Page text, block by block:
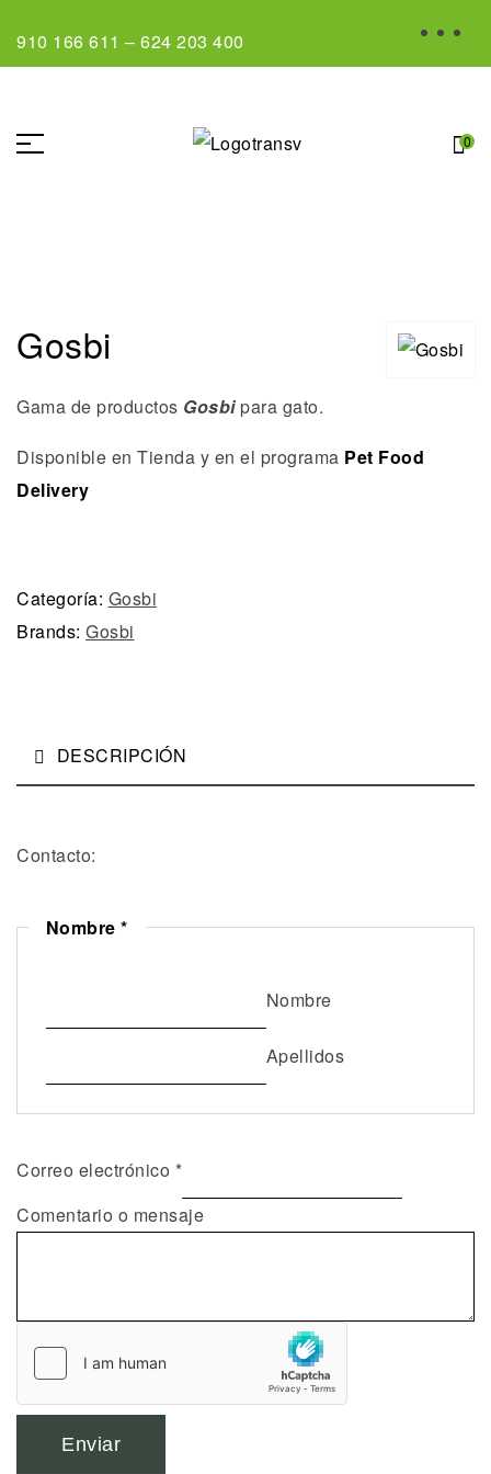
910 166 611 – 624 203 400
0
Gosbi
Gama de productos Gosbi para gato.
Disponible en Tienda y en el programa Pet Food
Delivery
Categoría: Gosbi
Brands: Gosbi
DESCRIPCIÓN
Contacto:
Nombre*
Nombre
Apellidos
e
e
r
i
Correo electrónico *
Comentario o mensaje
Enviar